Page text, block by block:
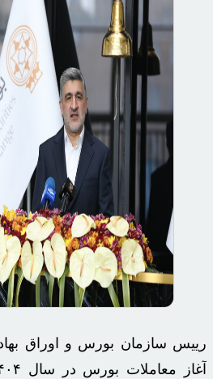
رییس سازمان بورس و اوراق